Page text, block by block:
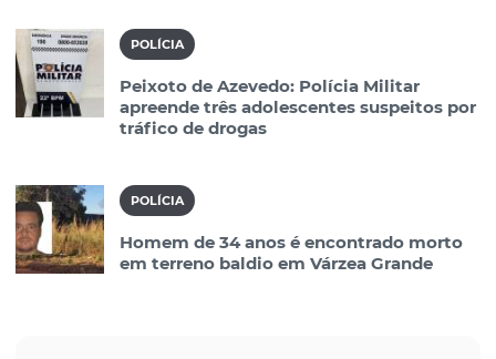
POLÍCIA
Peixoto de Azevedo: Polícia Militar
apreende três adolescentes suspeitos por
tráfico de drogas
POLÍCIA
Homem de 34 anos é encontrado morto
em terreno baldio em Várzea Grande